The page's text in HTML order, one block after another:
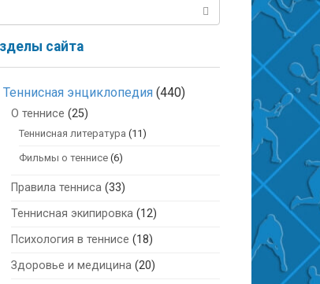
сайта
Теннисная энциклопедия (440)
О теннисе (25)
Теннисная литература (11)
Фильмы о теннисе (6)
Правила тенниса (33)
Теннисная экипировка (12)
Психология в теннисе (18)
Здоровье и медицина (20)